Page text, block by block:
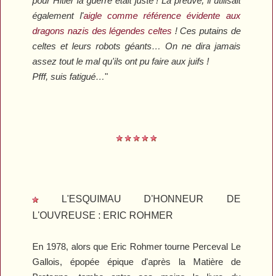
également l'aigle comme référence évidente aux
dragons nazis des légendes celtes ! Ces putains de
celtes et leurs robots géants… On ne dira jamais
assez tout le mal qu'ils ont pu faire aux juifs !
Pfff, suis fatigué…"
L'ESQUIMAU D'HONNEUR DE
L'OUVREUSE : ERIC ROHMER
En 1978, alors que Eric Rohmer tourne Perceval Le
Gallois, épopée épique d'après la Matière de